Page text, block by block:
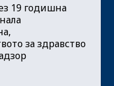
19 годишна
за здравство